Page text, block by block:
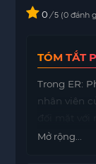
0 / 5 0 đánh
TÓM TẮT
Trong ER:
nhân viên
ngày.
Mở rộng...